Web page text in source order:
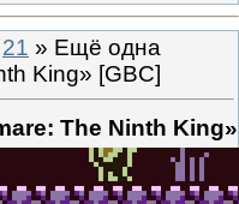
21 » Ещё одна
King» [GBC]
The Ninth